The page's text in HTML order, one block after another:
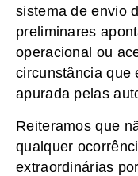
sistema de envio
preliminares
operacional ou
circunstância que
apurada pelas
Reiteramos que
qualquer
extraordinárias